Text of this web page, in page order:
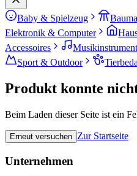
Baby & Spielzeug
Elektronik & Computer
Accessoires
Sport & Outdoor
Produkt konnte
Beim Laden dieser Seite ist ein
Erneut versuchen Zur Startseite
Unternehmen